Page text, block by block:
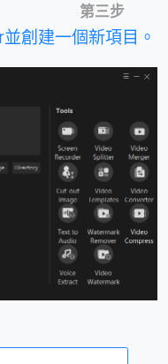
第三步
創建一個新項目。